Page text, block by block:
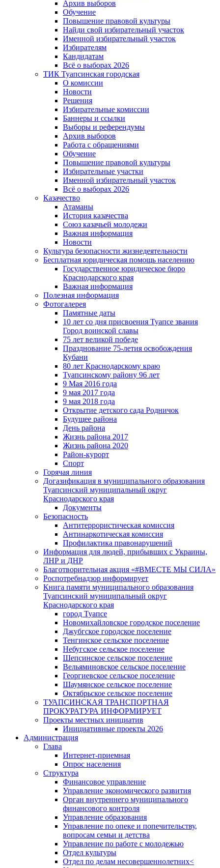
Архив выборов
Обучение
Повышение правовой культуры
Найди свой избирательный участок
Именной избирательный участок
Избирателям
Кандидатам
Всё о выборах 2026
ТИК Туапсинская городская
О комиссии
Новости
Решения
Избирательные комиссии
Баннеры и ссылки
Выборы и референдумы
Архив выборов
Работа с обращениями
Обучение
Повышение правовой культуры
Избирательные участки
Именной избирательный участок
Всё о выборах 2026
Казачество
Атаманы
История казачества
Союз казачьей молодежи
Важная информация
Новости
Культура безопасности жизнедеятельности
Бесплатная юридическая помощь населению
Государственное юридическое бюро
Краснодарского края
Важная информация
Полезная информация
Фотогалерея
Памятные даты
10 лет со дня присвоения Туапсе звания
Город воинской славы
75 лет великой победе
Празднование 75-летия освобождения
Кубани
80 лет Краснодарскому краю
Туапсинскому району 96 лет
9 Мая 2016 года
9 мая 2017 года
9 мая 2018 года
Открытие детского сада Родничок
Будущее района
День района
Жизнь района 2017
Жизнь района 2020
Район-курорт
Спорт
Горячая линия
Догазификация в муниципального образования
Туапсинский муниципальный округ
Краснодарского края
Документы
Безопасность
Антитеррористическая комиссия
Антинаркотическая комиссия
Профилактика правонарушений
Информация для людей, прибывших с Украины,
ЛНР и ДНР
Благотворительная акция «#ВМЕСТЕ МЫ СИЛА»
Роспотребнадзор информирует
Книга памяти муниципального образования
Туапсинский муниципальный округ
Краснодарского края
город Туапсе
Новомихайловское городское поселение
Джубгское городское поселение
Тенгинское сельское поселение
Небугское сельское поселение
Шепсинское сельское поселение
Вельяминовское сельское поселение
Георгиевское сельское поселение
Шаумянское сельское поселение
Октябрьское сельское поселение
ТУАПСИНСКАЯ ТРАНСПОРТНАЯ
ПРОКУРАТУРА ИНФОРМИРУЕТ
Проекты местных инициатив
Инициативные проекты 2026
Администрация
Глава
Интернет-приемная
Опрос населения
Структура
Финансовое управление
Управление экономического развития
Орган внутреннего муниципального
финансового контроля
Управление образования
Управление по опеке и попечительству,
вопросам семьи и детства
Управление по работе с молодежью
Отдел культуры
Отдел по делам несовершеннолетних<